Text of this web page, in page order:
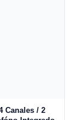
Canales / 2